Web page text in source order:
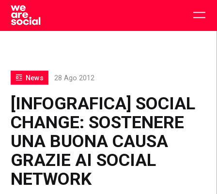
Skip
content
[INFOGRAFICA] SOCIAL
CHANGE: SOSTENERE
UNA BUONA CAUSA
GRAZIE AI SOCIAL
NETWORK
News 28 Ago 2012